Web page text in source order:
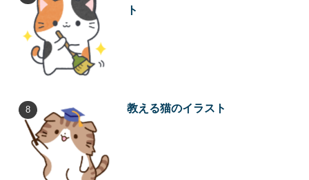
ト
教える猫のイラスト